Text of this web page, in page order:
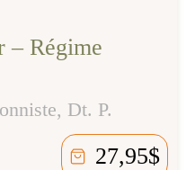
– Régime
Dt. P.
27,95$